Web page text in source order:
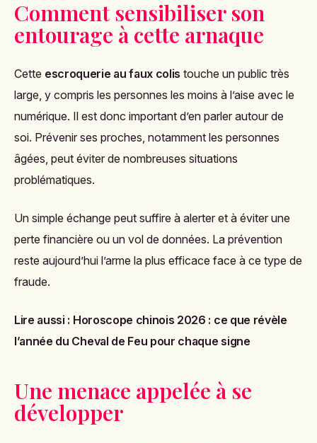
Comment sensibiliser son
entourage à cette arnaque
Cette escroquerie au faux colis touche un public très
large, y compris les personnes les moins à l’aise avec le
numérique. Il est donc important d’en parler autour de
soi. Prévenir ses proches, notamment les personnes
âgées, peut éviter de nombreuses situations
problématiques.
Un simple échange peut suffire à alerter et à éviter une
perte financière ou un vol de données. La prévention
reste aujourd’hui l’arme la plus efficace face à ce type de
fraude.
Lire aussi : Horoscope chinois 2026 : ce que révèle
l’année du Cheval de Feu pour chaque signe
Une menace appelée à se
développer